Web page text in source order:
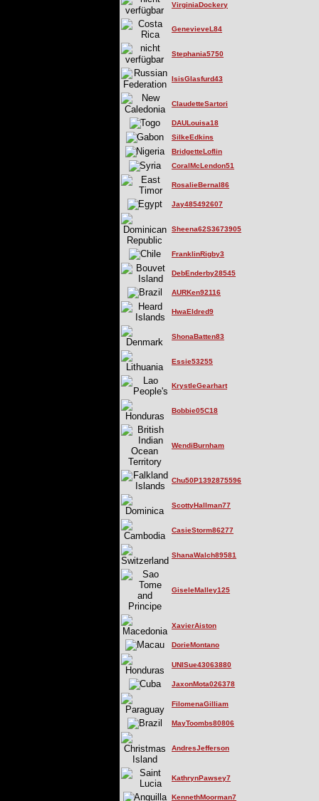
VirginiaDockery
GenevieveL84
Stephania5750
IsisGlasfurd43
ClaudetteSartori
DAULouisa18
SilkeEdkins
BridgetteLoflin
CoralMcLendon51
RosalieBernal86
Jay485492607
Sheena62S3673905
FranklinRigby3
DebEnderby28545
AURKen92116
HwaEldred9
ShonaBatten83
Essie53255
KrystleGearhart
Bobbie05C18
WendiBurnham
Chu50P1392875596
ScottyHallman77
CasieStorm86277
ShanaWalch89581
GiseleMalley125
XavierAiston
DorieMontano
UNISue43063880
JaxonMota026378
FilomenaGilliam
MayToombs80806
AndresJefferson
KathrynPawsey7
KennethMoorman7